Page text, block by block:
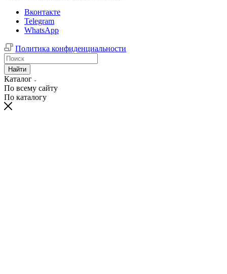
Вконтакте
Telegram
WhatsApp
Политика конфиденциальности
Найти
Каталог
По всему сайту
По каталогу